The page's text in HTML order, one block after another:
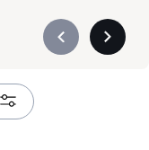
Précédent